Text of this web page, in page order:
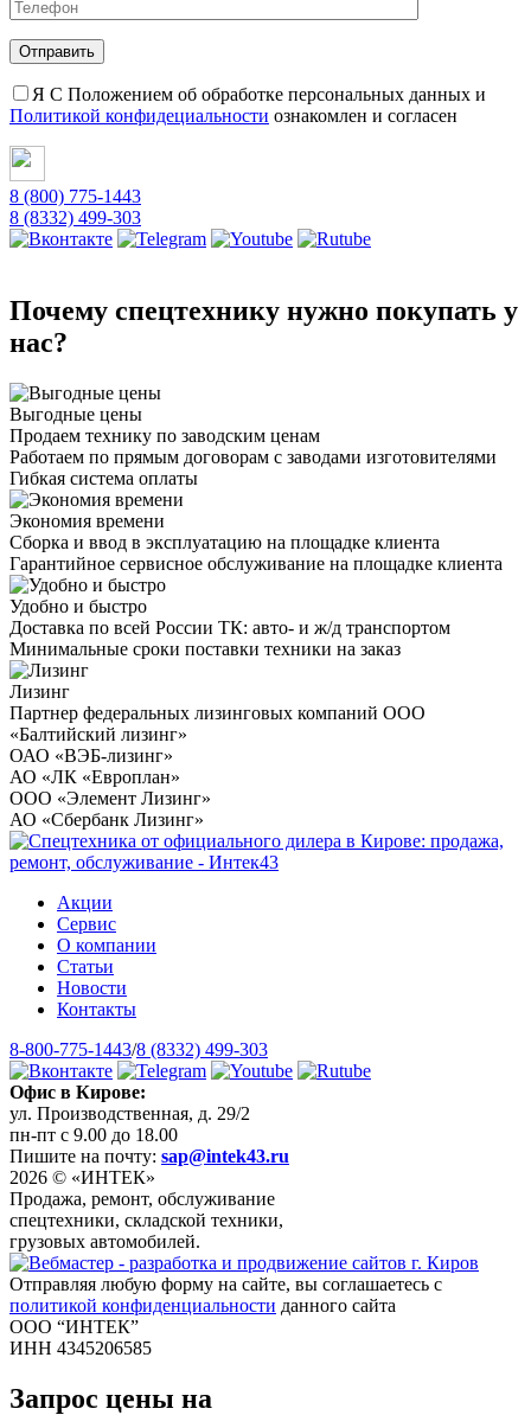
Я С Положением об обработке персональных данных и
Политикой конфидециальности ознакомлен и согласен
8 (800) 775-1443
8 (8332) 499-303
Почему спецтехнику нужно покупать у
нас?
Выгодные цены
Продаем технику по заводским ценам
Работаем по прямым договорам с заводами изготовителями
Гибкая система оплаты
Экономия времени
Сборка и ввод в эксплуатацию на площадке клиента
Гарантийное сервисное обслуживание на площадке клиента
Удобно и быстро
Доставка по всей России ТК: авто- и ж/д транспортом
Минимальные сроки поставки техники на заказ
Лизинг
Партнер федеральных лизинговых компаний ООО
«Балтийский лизинг»
ОАО «ВЭБ-лизинг»
АО «ЛК «Европлан»
ООО «Элемент Лизинг»
АО «Сбербанк Лизинг»
Акции
Сервис
О компании
Статьи
Новости
Контакты
8-800-775-1443/8 (8332) 499-303
Офис в Кирове:
ул. Производственная, д. 29/2
пн-пт с 9.00 до 18.00
Пишите на почту: sap@intek43.ru
2026 © «ИНТЕК»
Продажа, ремонт, обслуживание
спецтехники, складской техники,
грузовых автомобилей.
Отправляя любую форму на сайте, вы соглашаетесь с
политикой конфиденциальности данного сайта
ООО “ИНТЕК”
ИНН 4345206585
Запрос цены на